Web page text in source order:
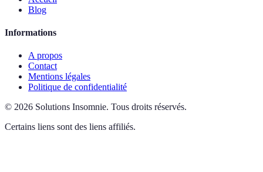
Blog
Informations
A propos
Contact
Mentions légales
Politique de confidentialité
© 2026 Solutions Insomnie. Tous droits réservés.
Certains liens sont des liens affiliés.